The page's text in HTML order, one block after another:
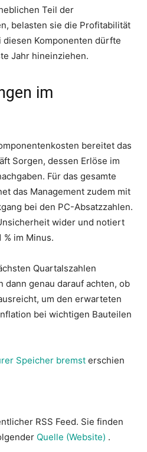
Teil der
belasten sie die Profitabilität
diesen Komponenten dürfte
Jahr hineinziehen.
im
bereitet das
Sorgen, dessen Erlöse im
Für das gesamte
das Management zudem mit
bei den PC-Absatzzahlen.
wider und notiert
% im Minus.
Quartalszahlen
genau darauf achten, ob
um den erwarteten
bei wichtigen Bauteilen
Speicher bremst erschien
RSS Feed. Sie finden
Quelle (Website) .